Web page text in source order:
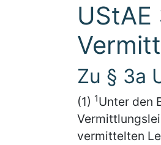
Zu § 3a
(1) 1Unter den
vermittelten